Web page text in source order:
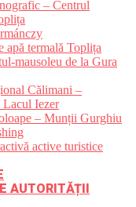
– Centrul
apă termală Toplița
mausoleu de la Gura
Călimani –
Lacul Iezer
– Munții Gurghiu
active turistice
AUTORITĂȚII